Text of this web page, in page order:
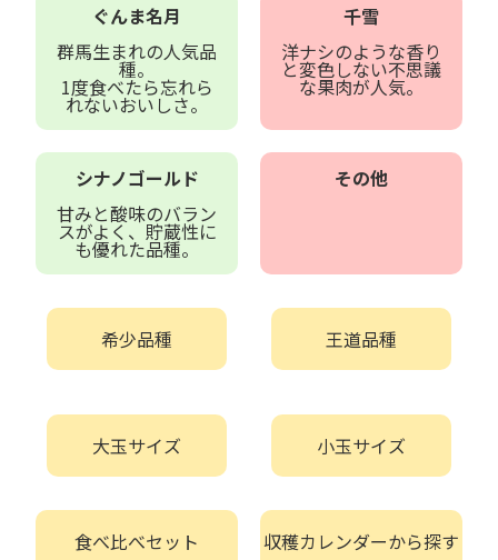
ぐんま名月
群馬生まれの人気品
種。
1度食べたら忘れら
れないおいしさ。
千雪
洋ナシのような香り
と変色しない不思議
な果肉が人気。
シナノゴールド
甘みと酸味のバラン
スがよく、貯蔵性に
も優れた品種。
その他
希少品種 王道品種
大玉サイズ 小玉サイズ
食べ比べセット 収穫カレンダーから探す